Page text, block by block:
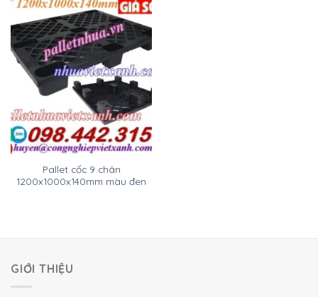
Pallet cốc 9 chân
1200x1000x140mm màu đen
GIỚI THIỆU